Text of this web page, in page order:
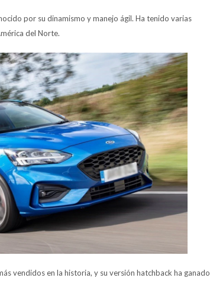
por su dinamismo y manejo ágil. Ha tenido varias
del Norte.
vendidos en la historia, y su versión hatchback ha ganado